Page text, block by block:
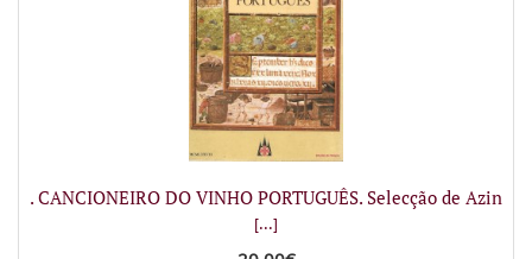
. CANCIONEIRO DO VINHO PORTUGUÊS. Selecção de Azin
[...]